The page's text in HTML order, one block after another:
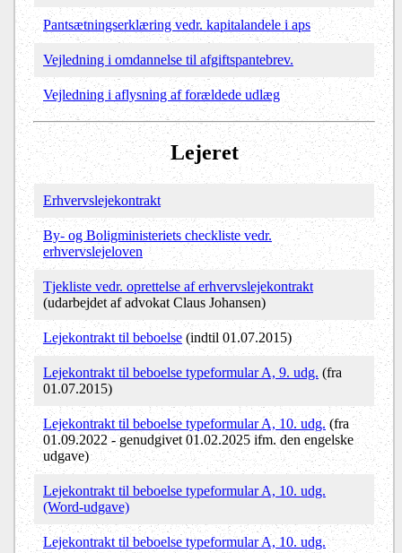
Pantsætningserklæring vedr. kapitalandele i aps
Vejledning i omdannelse til afgiftspantebrev.
Vejledning i aflysning af forældede udlæg
Lejeret
Erhvervslejekontrakt
By- og Boligministeriets checkliste vedr.
erhvervslejeloven
Tjekliste vedr. oprettelse af erhvervslejekontrakt
(udarbejdet af advokat Claus Johansen)
Lejekontrakt til beboelse(indtil 01.07.2015)
Lejekontrakt til beboelse typeformular A, 9. udg. (fra
01.07.2015)
Lejekontrakt til beboelse typeformular A, 10. udg.(fra
01.09.2022 - genudgivet 01.02.2025 ifm. den engelske
udgave)
Lejekontrakt til beboelse typeformular A, 10. udg.
(Word-udgave)
Lejekontrakt til beboelse typeformular A, 10. udg.